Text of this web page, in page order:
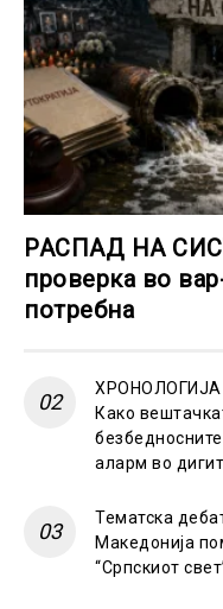
РАСПАД НА
проверка во
потребна
Како
аларм во
Тематска
Македонија
“Српскиот